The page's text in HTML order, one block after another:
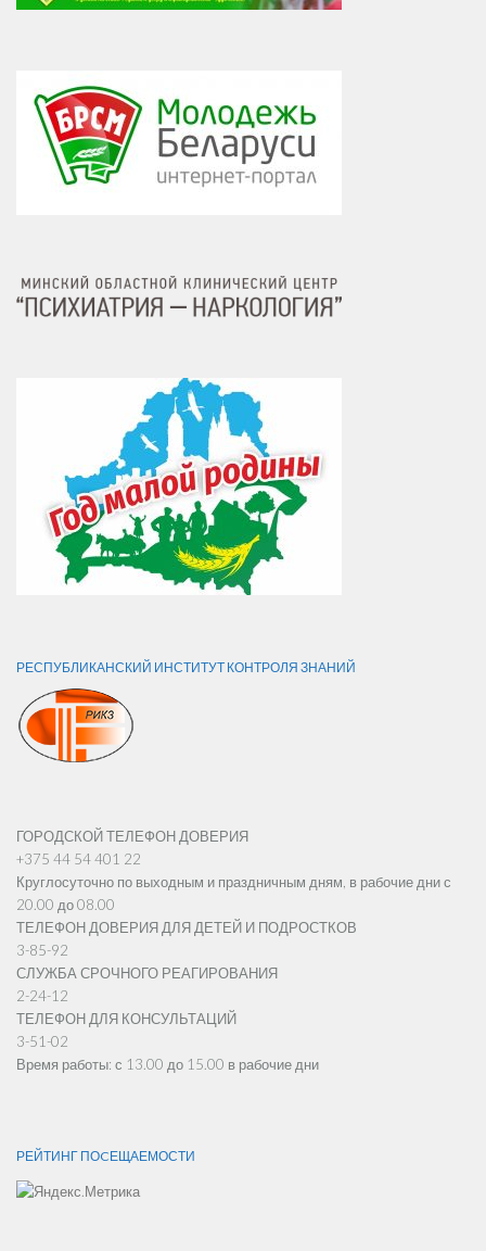
РЕСПУБЛИКАНСКИЙ ИНСТИТУТ КОНТРОЛЯ ЗНАНИЙ
ГОРОДСКОЙ ТЕЛЕФОН ДОВЕРИЯ
+375 44 54 401 22
Круглосуточно по выходным и праздничным дням, в рабочие дни с
20.00 до 08.00
ТЕЛЕФОН ДОВЕРИЯ ДЛЯ ДЕТЕЙ И ПОДРОСТКОВ
3-85-92
СЛУЖБА СРОЧНОГО РЕАГИРОВАНИЯ
2-24-12
ТЕЛЕФОН ДЛЯ КОНСУЛЬТАЦИЙ
3-51-02
Время работы: с 13.00 до 15.00 в рабочие дни
РЕЙТИНГ ПОCЕЩАЕМОСТИ